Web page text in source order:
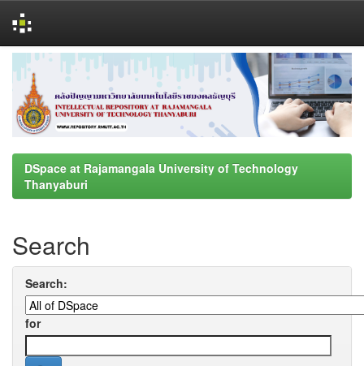
navigation
DSpace at Rajamangala University of Technology
Thanyaburi
Search
Search:
for